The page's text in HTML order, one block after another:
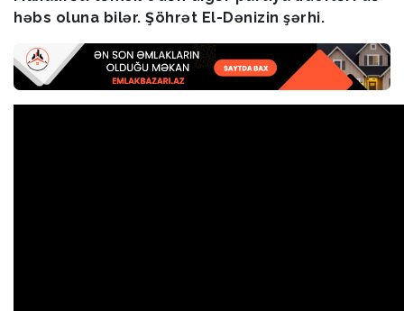
həbs oluna bilər. Şöhrət El-Dənizin şərhi.